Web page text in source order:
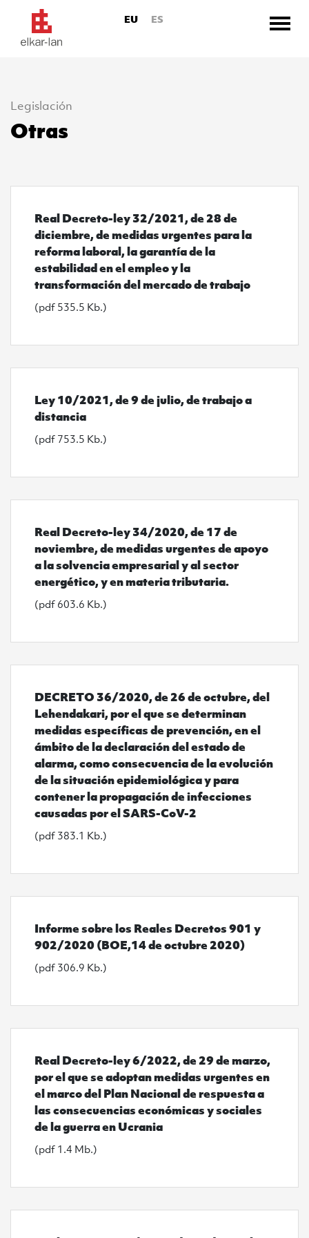
Ir directamente al contenido
EU ES
Legislación
Otras
Real Decreto-ley 32/2021, de 28 de
diciembre, de medidas urgentes para la
reforma laboral, la garantía de la
estabilidad en el empleo y la
transformación del mercado de trabajo
(pdf 535.5 Kb.)
Ley 10/2021, de 9 de julio, de trabajo a
distancia
(pdf 753.5 Kb.)
Real Decreto-ley 34/2020, de 17 de
noviembre, de medidas urgentes de apoyo
a la solvencia empresarial y al sector
energético, y en materia tributaria.
(pdf 603.6 Kb.)
DECRETO 36/2020, de 26 de octubre, del
Lehendakari, por el que se determinan
medidas específicas de prevención, en el
ámbito de la declaración del estado de
alarma, como consecuencia de la evolución
de la situación epidemiológica y para
contener la propagación de infecciones
causadas por el SARS-CoV-2
(pdf 383.1 Kb.)
Informe sobre los Reales Decretos 901 y
902/2020 (BOE,14 de octubre 2020)
(pdf 306.9 Kb.)
Real Decreto-ley 6/2022, de 29 de marzo,
por el que se adoptan medidas urgentes en
el marco del Plan Nacional de respuesta a
las consecuencias económicas y sociales
de la guerra en Ucrania
(pdf 1.4 Mb.)